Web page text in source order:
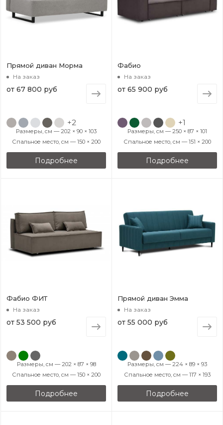
Прямой диван Морма
На заказ
от 67 800 руб
+2
Размеры, см — 202 × 90 × 103
Спальное место, см — 150 × 200
Подробнее
Фабио
На заказ
от 65 900 руб
+1
Размеры, см — 250 × 87 × 101
Спальное место, см — 151 × 200
Подробнее
Фабио ФИТ
На заказ
от 53 500 руб
Размеры, см — 202 × 87 × 98
Спальное место, см — 150 × 200
Подробнее
Прямой диван Эмма
На заказ
от 55 000 руб
Размеры, см — 224 × 89 × 93
Спальное место, см — 117 × 193
Подробнее